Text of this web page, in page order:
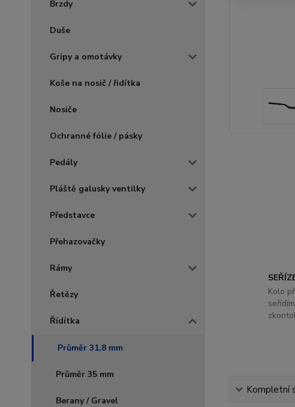
Brzdy
Duše
Gripy a omotávky
Koše na nosič / řidítka
Nosiče
Ochranné fólie / pásky
Pedály
Pláště galusky ventilky
Představce
Přehazovačky
Rámy
Řetězy
Řídítka
Průměr 31,8 mm
Průměr 35 mm
Berany / Gravel
Kolo
Kompletní